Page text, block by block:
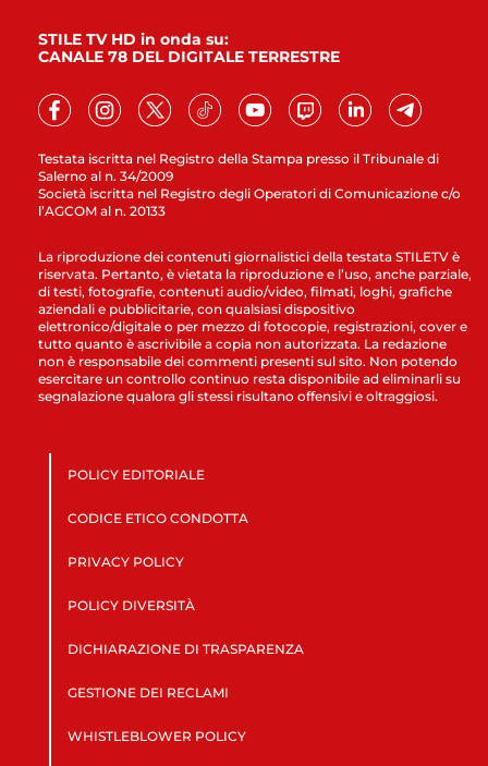
Testata iscritta nel Registro della Stampa presso il Tribunale di
Salerno al n. 34/2009
Società iscritta nel Registro degli Operatori di Comunicazione c/o
l’AGCOM al n. 20133
STILE TV HD in onda su:
CANALE 78 DEL DIGITALE TERRESTRE
La riproduzione dei contenuti giornalistici della testata STILETV è
riservata. Pertanto, è vietata la riproduzione e l’uso, anche parziale,
di testi, fotografie, contenuti audio/video, filmati, loghi, grafiche
aziendali e pubblicitarie, con qualsiasi dispositivo
elettronico/digitale o per mezzo di fotocopie, registrazioni, cover e
tutto quanto è ascrivibile a copia non autorizzata. La redazione
non è responsabile dei commenti presenti sul sito. Non potendo
esercitare un controllo continuo resta disponibile ad eliminarli su
segnalazione qualora gli stessi risultano offensivi e oltraggiosi.
POLICY EDITORIALE
CODICE ETICO CONDOTTA
PRIVACY POLICY
POLICY DIVERSITÀ
DICHIARAZIONE DI TRASPARENZA
GESTIONE DEI RECLAMI
WHISTLEBLOWER POLICY